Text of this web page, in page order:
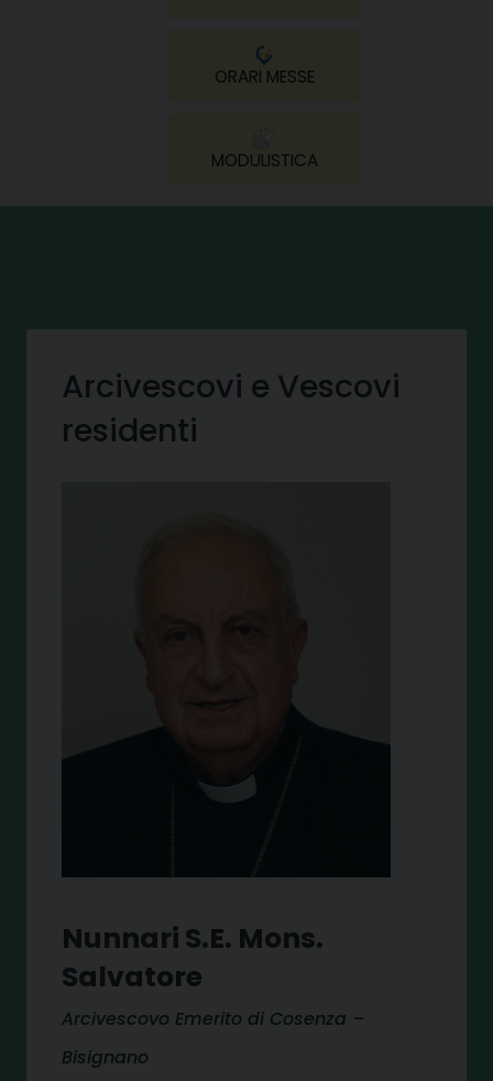
ORARI MESSE
MODULISTICA
Arcivescovi e Vescovi
residenti
Nunnari S.E. Mons.
Salvatore
Arcivescovo Emerito di Cosenza –
Bisignano